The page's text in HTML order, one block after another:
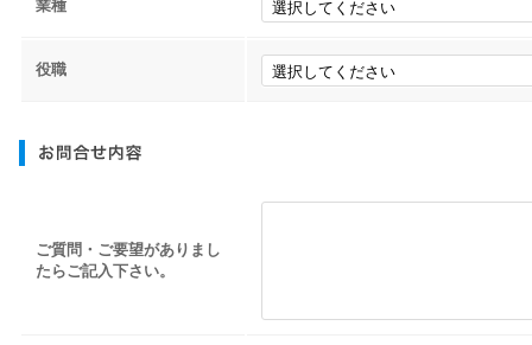
業種
役職
ご質問・ご要望がありまし
たらご記入下さい。